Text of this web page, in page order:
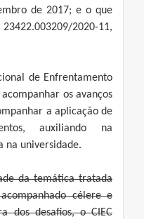
de 2017; e o que
2020-11,
de Enfrentamento
os avanços
a aplicação de
auxiliando na
na universidade.
da temática tratada
célere e
dos desafios, o CIEC